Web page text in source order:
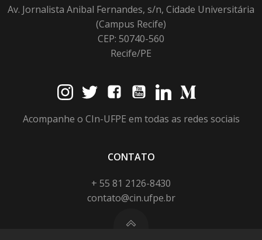
Av. Jornalista Anibal Fernandes, s/n, Cidade Universitária
(Campus Recife)
CEP: 50740-560
Recife/PE
Acompanhe o CIn-UFPE em todas as redes sociais
CONTATO
+ 55 81 2126-8430
contato@cin.ufpe.br